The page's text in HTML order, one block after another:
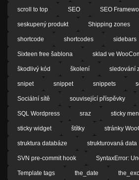
scroll to top SEO SEO
seskupený produkt Shipping zones
shortcode shortcodes sidebars
Sixteen free šablona sklad ve
škodlivý kód školení sledování
snipet snippet snippets
Sociální sítě související příspěvky
SQL Wordpress sraz sticky
sticky widget štítky stránky
struktura databáze strukturovaná data
SVN pre-commit hook SyntaxError:
Template tags the_date